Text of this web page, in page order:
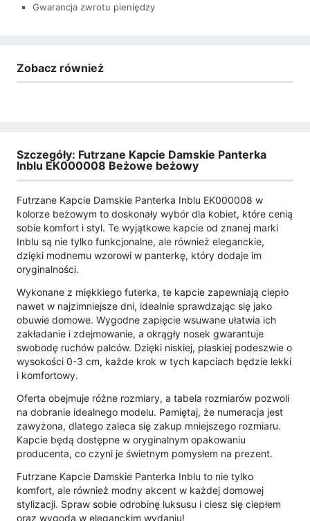
Gwarancja zwrotu pieniędzy
Zobacz również
Szczegóły: Futrzane Kapcie Damskie Panterka
Inblu EK000008 Beżowe beżowy
Futrzane Kapcie Damskie Panterka Inblu EK000008 w
kolorze beżowym to doskonały wybór dla kobiet, które cenią
sobie komfort i styl. Te wyjątkowe kapcie od znanej marki
Inblu są nie tylko funkcjonalne, ale również eleganckie,
dzięki modnemu wzorowi w panterkę, który dodaje im
oryginalności.
Wykonane z miękkiego futerka, te kapcie zapewniają ciepło
nawet w najzimniejsze dni, idealnie sprawdzając się jako
obuwie domowe. Wygodne zapięcie wsuwane ułatwia ich
zakładanie i zdejmowanie, a okrągły nosek gwarantuje
swobodę ruchów palców. Dzięki niskiej, płaskiej podeszwie o
wysokości 0-3 cm, każde krok w tych kapciach będzie lekki
i komfortowy.
Oferta obejmuje różne rozmiary, a tabela rozmiarów pozwoli
na dobranie idealnego modelu. Pamiętaj, że numeracja jest
zawyżona, dlatego zaleca się zakup mniejszego rozmiaru.
Kapcie będą dostępne w oryginalnym opakowaniu
producenta, co czyni je świetnym pomysłem na prezent.
Futrzane Kapcie Damskie Panterka Inblu to nie tylko
komfort, ale również modny akcent w każdej domowej
stylizacji. Spraw sobie odrobinę luksusu i ciesz się ciepłem
oraz wygodą w eleganckim wydaniu!